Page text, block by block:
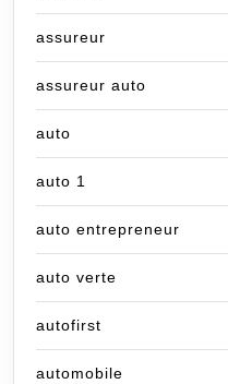
assureur
assureur auto
auto
auto 1
auto entrepreneur
auto verte
autofirst
automobile